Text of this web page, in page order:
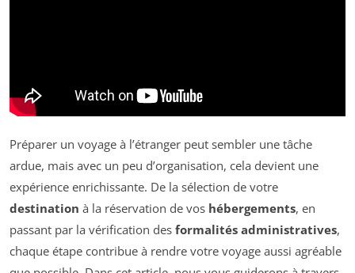
Préparer un voyage à l’étranger peut sembler une tâche
ardue, mais avec un peu d’organisation, cela devient une
expérience enrichissante. De la sélection de votre
destination à la réservation de vos hébergements, en
passant par la vérification des formalités administratives,
chaque étape contribue à rendre votre voyage aussi agréable